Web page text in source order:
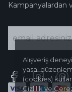
Alışveriş
yasal
(cookies)
Gizlilik ve
Kampanyalardan